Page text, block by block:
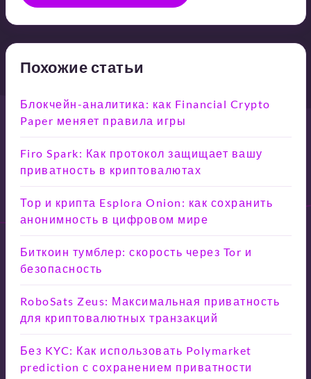
Похожие статьи
Блокчейн-аналитика: как Financial Crypto
Paper меняет правила игры
Firo Spark: Как протокол защищает вашу
приватность в криптовалютах
Тор и крипта Esplora Onion: как сохранить
анонимность в цифровом мире
Биткоин тумблер: скорость через Tor и
безопасность
RoboSats Zeus: Максимальная приватность
для криптовалютных транзакций
Без KYC: Как использовать Polymarket
prediction с сохранением приватности